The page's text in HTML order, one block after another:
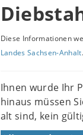
Diese Informationen
Landes Sachsen-Anhalt.
Ihnen wurde Ihr
hinaus müssen
alt sind, kein